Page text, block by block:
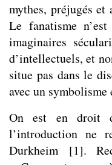
mythes, préjugés et
Le fanatisme
imaginaires
d’intellectuels, et
situe pas dans le
avec un
On est en droit
l’introduction ne
Durkheim[1].